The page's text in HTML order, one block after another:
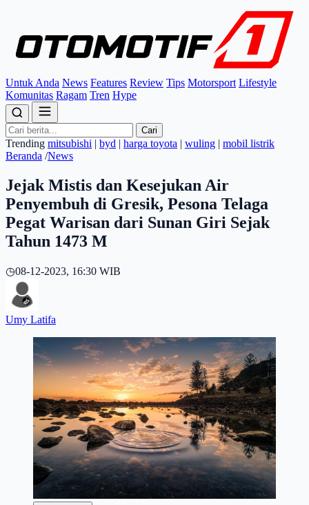
Untuk Anda News Features Review Tips Motorsport Lifestyle
Komunitas Ragam Tren Hype
Cari
Trending mitsubishi | byd | harga toyota | wuling | mobil listrik
Beranda /News
Jejak Mistis dan Kesejukan Air
Penyembuh di Gresik, Pesona Telaga
Pegat Warisan dari Sunan Giri Sejak
Tahun 1473 M
◷08-12-2023, 16:30 WIB
Umy Latifa